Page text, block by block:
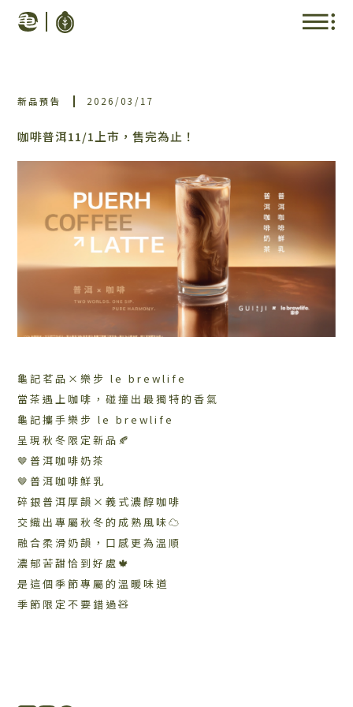
新品預告 2026/03/17
咖啡普洱11/1上市，售完為止！
龜記茗品×樂步 le brewlife
當茶遇上咖啡，碰撞出最獨特的香氣
龜記攜手樂步 le brewlife
呈現秋冬限定新品🍂
🤎普洱咖啡奶茶
🤎普洱咖啡鮮乳
碎銀普洱厚韻×義式濃醇咖啡
交織出專屬秋冬的成熟風味☁️
融合柔滑奶韻，口感更為溫順
濃郁苦甜恰到好處🍁
是這個季節專屬的溫暖味道
季節限定不要錯過🧸